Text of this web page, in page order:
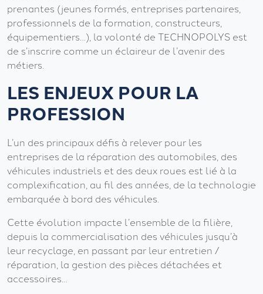
prenantes (jeunes formés, entreprises partenaires,
professionnels de la formation, constructeurs,
équipementiers…), la volonté de TECHNOPOLYS est
de s’inscrire comme un éclaireur de l’avenir des
métiers.
LES ENJEUX POUR LA
PROFESSION
L’un des principaux défis à relever pour les
entreprises de la réparation des automobiles, des
véhicules industriels et des deux roues est lié à la
complexification, au fil des années, de la technologie
embarquée à bord des véhicules.
Cette évolution impacte l’ensemble de la filière,
depuis la commercialisation des véhicules jusqu’à
leur recyclage, en passant par leur entretien /
réparation, la gestion des pièces détachées et
accessoires…